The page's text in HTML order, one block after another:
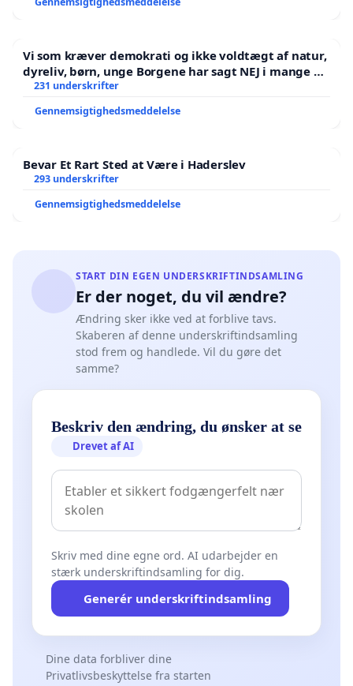
Vi som kræver demokrati og ikke voldtægt af natur,
dyreliv, børn, unge Borgene har sagt NEJ i mange år.
Der er
231 underskrifter
Gennemsigtighedsmeddelelse
Bevar Et Rart Sted at Være i Haderslev
293 underskrifter
Gennemsigtighedsmeddelelse
START DIN EGEN UNDERSKRIFTINDSAMLING
Er der noget, du vil ændre?
Ændring sker ikke ved at forblive tavs.
Skaberen af denne underskriftindsamling
stod frem og handlede. Vil du gøre det
samme?
Beskriv den ændring, du ønsker at se
Drevet af AI
Skriv med dine egne ord. AI udarbejder en
stærk underskriftindsamling for dig.
Generér underskriftindsamling
Dine data forbliver dine
Privatlivsbeskyttelse fra starten